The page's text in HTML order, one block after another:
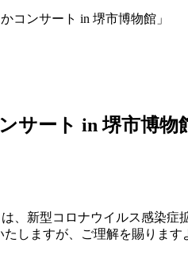
コンサート in 堺市博物館」
サート in 堺市博物
は、新型コロナウイルス感染症
しますが、ご理解を賜ります